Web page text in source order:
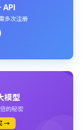
API
多次注册
模型
的秘密
→